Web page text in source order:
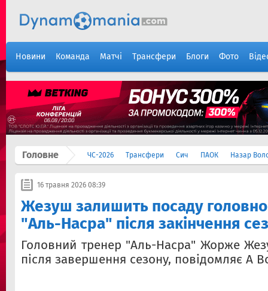
Новини Команда Матчі Трансфери Блоги Фото
Головне ЧС-2026 Трансфери Сич ПАОК Назар
16 травня 2026 08:39
Жезуш залишить посаду
"Аль-Насра" після закінчення
Головний тренер "Аль-Насра" Жорже
після завершення сезону, повідомляє A